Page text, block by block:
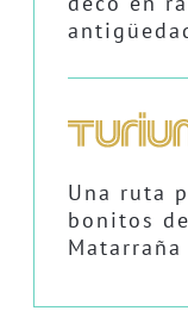
Una ruta
bonitos
Matarraña